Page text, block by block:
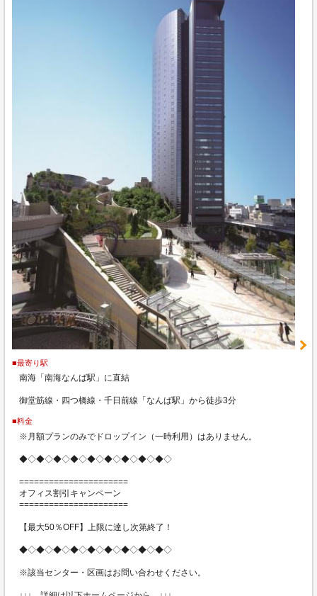
■最寄り駅
南海「南海なんば駅」に直結
御堂筋線・四つ橋線・千日前線「なんば駅」から徒歩3分
■料金
※月額プランのみでドロップイン（一時利用）はありません。
◆◇◆◇◆◇◆◇◆◇◆◇◆◇◆◇◆◇
======================
オフィス割引キャンペーン
======================
【最大50％OFF】上限に達し次第終了！
◆◇◆◇◆◇◆◇◆◇◆◇◆◇◆◇◆◇
※該当センター・区画はお問い合わせください。